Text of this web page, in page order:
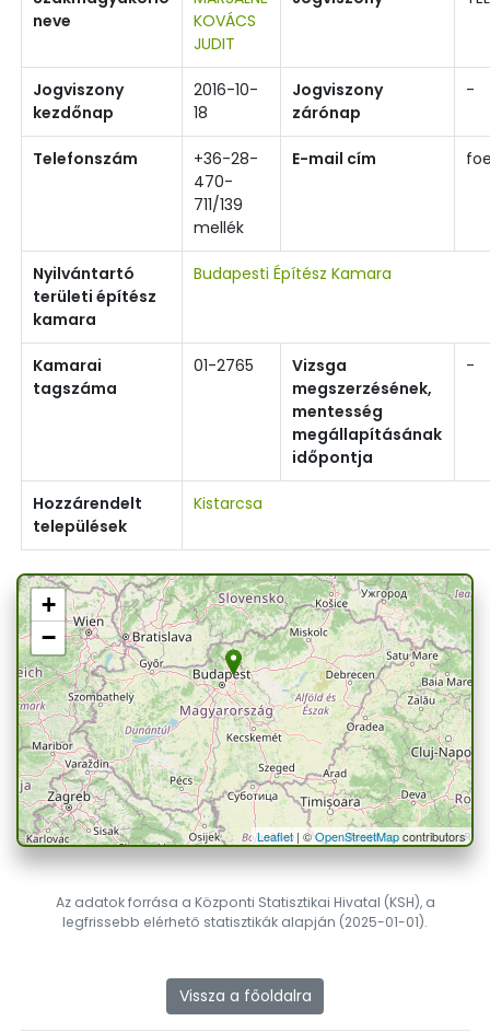
neve
KOVÁCS
JUDIT
Jogviszony
kezdőnap
2016-10-
18
Jogviszony
zárónap
-
Telefonszám
+36-28-
470-
711/139
mellék
E-mail cím
Nyilvántartó
területi építész
kamara
Budapesti Építész Kamara
Kamarai
tagszáma
01-2765
Vizsga
megszerzésének,
mentesség
megállapításának
időpontja
-
Hozzárendelt
települések
Kistarcsa
+
−
Leaflet| ©OpenStreetMapcontributors
Az adatok forrása a Központi Statisztikai Hivatal (KSH), a
legfrissebb elérhető statisztikák alapján (2025-01-01).
Vissza a főoldalra